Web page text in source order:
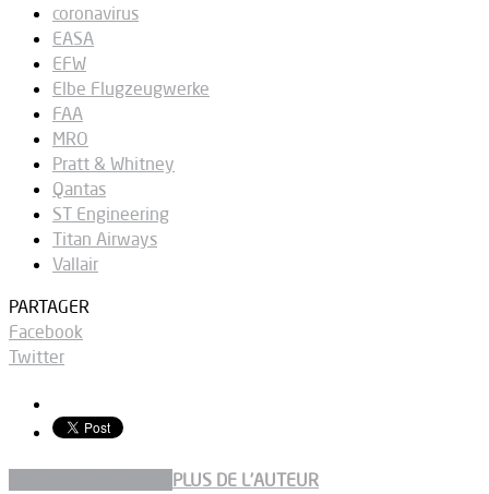
coronavirus
EASA
EFW
Elbe Flugzeugwerke
FAA
MRO
Pratt & Whitney
Qantas
ST Engineering
Titan Airways
Vallair
PARTAGER
Facebook
Twitter
PLUS DE L'AUTEUR